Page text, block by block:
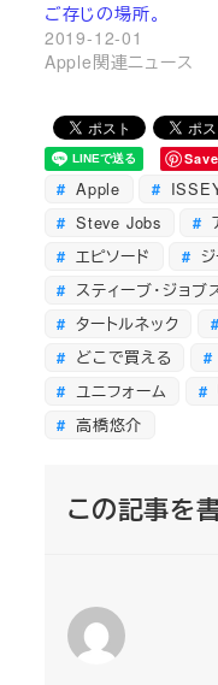
ご存じの場所。
2019-12-01
Apple関連ニュース
Save
Apple
Steve Jobs
エピソード
スティーブ・ジョブ
タートルネック
どこで買える
ユニフォーム
高橋悠介
この記事を